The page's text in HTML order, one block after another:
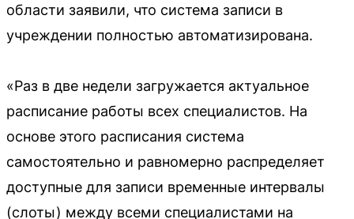
области заявили, что система записи в
учреждении полностью автоматизирована.
«Раз в две недели загружается актуальное
расписание работы всех специалистов. На
основе этого расписания система
самостоятельно и равномерно распределяет
доступные для записи временные интервалы
(слоты) между всеми специалистами на